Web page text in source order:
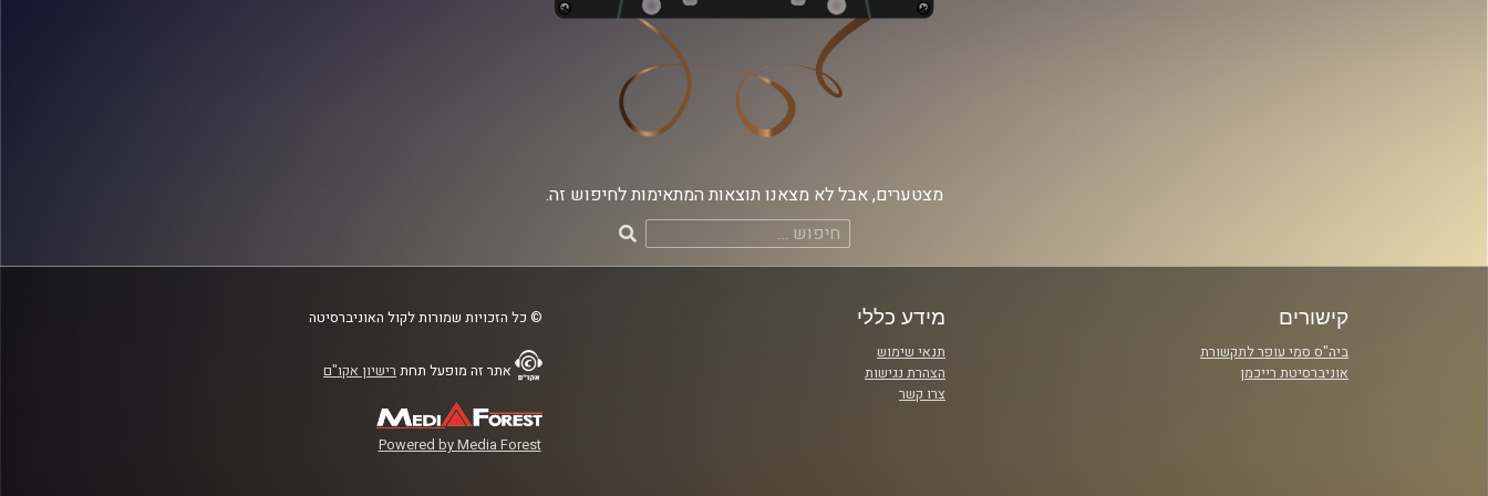
מצטערים, אבל לא מצאנו תוצאות המתאימות לחיפוש זה.
חיפוש:
קישורים
ביה"ס סמי עופר לתקשורת
אוניברסיטת רייכמן
מידע כללי
תנאי שימוש
הצהרת נגישות
צרו קשר
© כל הזכויות שמורות לקול האוניברסיטה
אתר זה מופעל תחת רישיון אקו"ם
Powered by Media Forest